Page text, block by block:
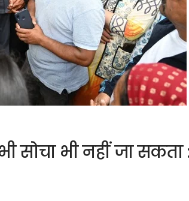
भी नहीं जा सकता